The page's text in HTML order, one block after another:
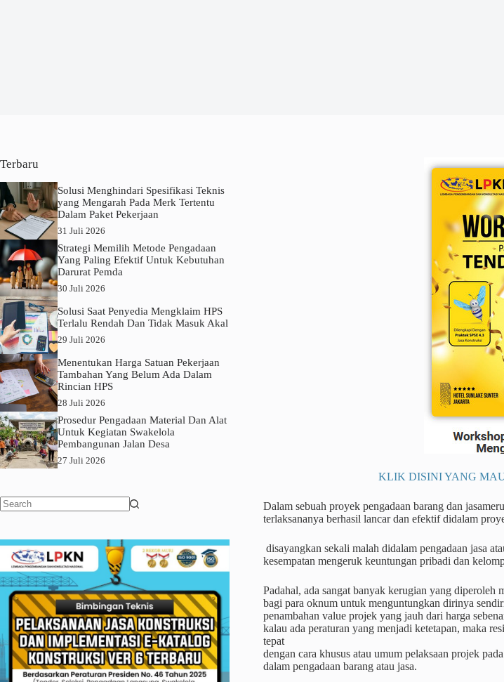
KLIK DISINI YANG MAU
Dalam sebuah proyek pengadaan barang dan
terlaksananya berhasil lancar dan efektif didalam
disayangkan sekali malah didalam pengadaan jasa
kesempatan mengeruk keuntungan pribadi dan
Padahal, ada sangat banyak kerugian yang diperoleh
bagi para oknum untuk menguntungkan dirinya
penambahan value projek yang jauh dari harga
kalau ada peraturan yang menjadi ketetapan, maka
tepat
dengan cara khusus atau umum pelaksaan projek
dalam pengadaan barang atau jasa.
Terbaru
Solusi Menghindari Spesifikasi Teknis
yang Mengarah Pada Merk Tertentu
Dalam Paket Pekerjaan
31 Juli 2026
Strategi Memilih Metode Pengadaan
Yang Paling Efektif Untuk Kebutuhan
Darurat Pemda
30 Juli 2026
Solusi Saat Penyedia Mengklaim HPS
Terlalu Rendah Dan Tidak Masuk Akal
29 Juli 2026
Menentukan Harga Satuan Pekerjaan
Tambahan Yang Belum Ada Dalam
Rincian HPS
28 Juli 2026
Prosedur Pengadaan Material Dan Alat
Untuk Kegiatan Swakelola
Pembangunan Jalan Desa
27 Juli 2026